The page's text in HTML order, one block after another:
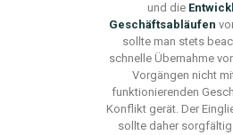
und die
Geschäftsabläufen
sollte man stets
schnelle Übernahme
Vorgängen nicht
funktionierenden
Konflikt gerät.Der
sollte daher